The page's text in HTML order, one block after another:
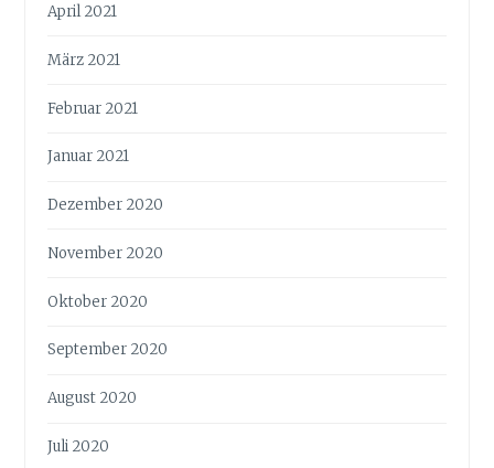
April 2021
März 2021
Februar 2021
Januar 2021
Dezember 2020
November 2020
Oktober 2020
September 2020
August 2020
Juli 2020